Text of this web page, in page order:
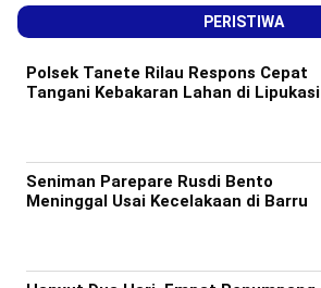
PERISTIWA
Polsek Tanete Rilau Respons Cepat
Tangani Kebakaran Lahan di Lipukasi
Seniman Parepare Rusdi Bento
Meninggal Usai Kecelakaan di Barru